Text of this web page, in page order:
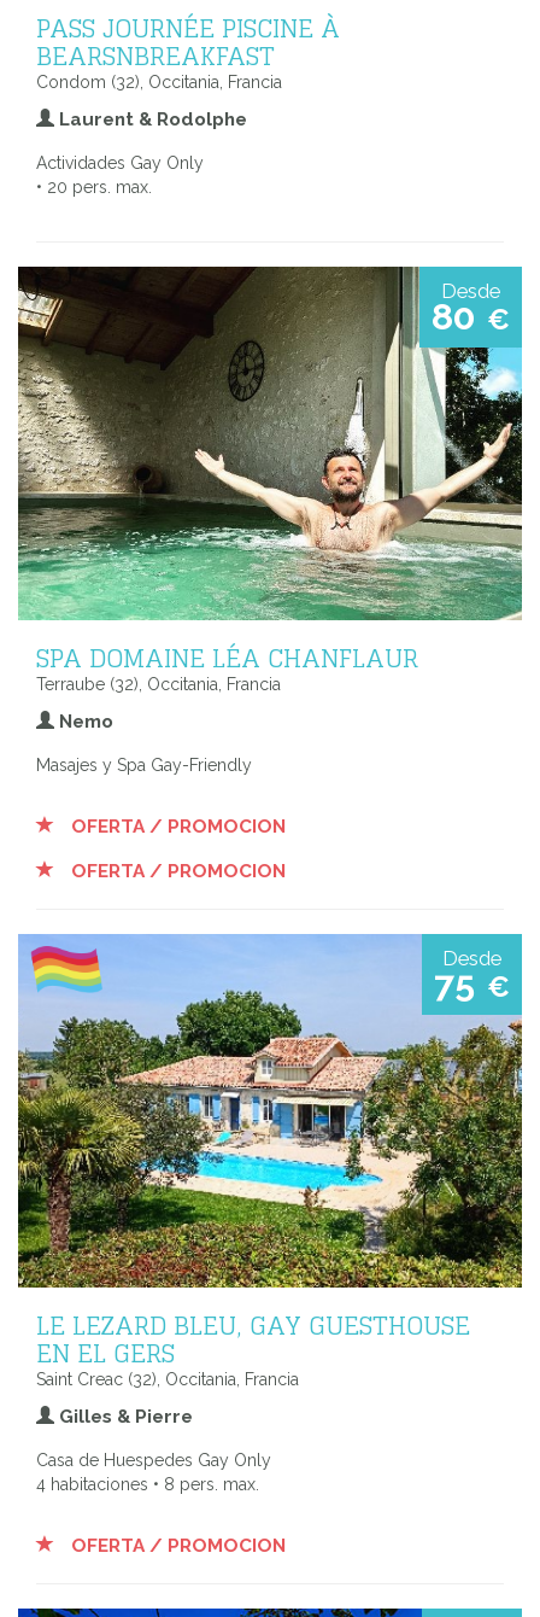
PASS JOURNÉE PISCINE À
BEARSNBREAKFAST
Condom (32), Occitania, Francia
Laurent & Rodolphe
Actividades Gay Only
• 20 pers. max.
Desde
80 €
SPA DOMAINE LÉA CHANFLAUR
Terraube (32), Occitania, Francia
Nemo
Masajes y Spa Gay-Friendly
OFERTA / PROMOCION
OFERTA / PROMOCION
Desde
75 €
LE LEZARD BLEU, GAY GUESTHOUSE
EN EL GERS
Saint Creac (32), Occitania, Francia
Gilles & Pierre
Casa de Huespedes Gay Only
4 habitaciones • 8 pers. max.
OFERTA / PROMOCION